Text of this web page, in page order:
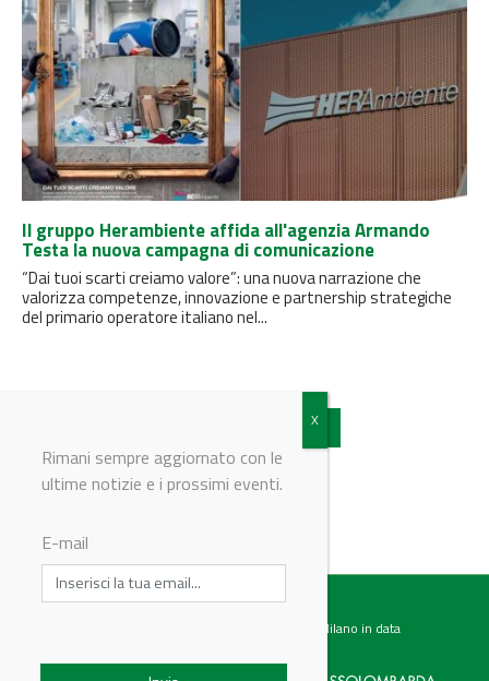
Il gruppo Herambiente affida all'agenzia Armando
Testa la nuova campagna di comunicazione
“Dai tuoi scarti creiamo valore”: una nuova narrazione che
valorizza competenze, innovazione e partnership strategiche
del primario operatore italiano nel...
Vedi tutti gli articoli
Testata giornalistica registrata presso il Tribunale di Milano in data
Rimani sempre aggiornato con le
ultime notizie e i prossimi eventi.
E-mail